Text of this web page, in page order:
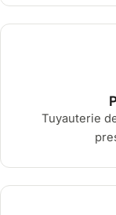
Tuyauterie